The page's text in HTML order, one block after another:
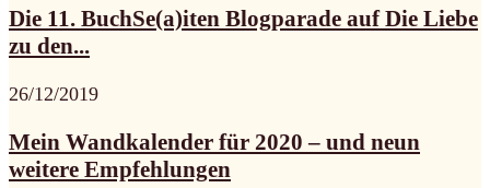
Die 11. BuchSe(a)iten Blogparade auf Die Liebe
zu den...
26/12/2019
Mein Wandkalender für 2020 – und neun
weitere Empfehlungen